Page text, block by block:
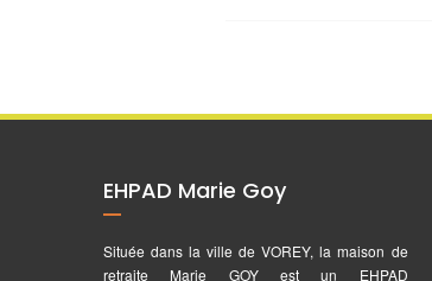
EHPAD Marie Goy
Située dans la ville de VOREY, la maison de
retraite Marie GOY est un EHPAD